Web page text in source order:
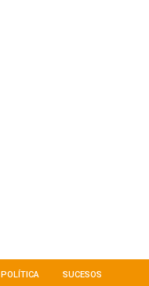
POLÍTICA SUCESOS